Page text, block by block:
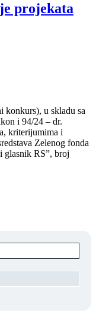
projekata
konkurs), u skladu sa
i 94/24 – dr.
kriterijumima i
Zelenog fonda
glasnik RS”, broj